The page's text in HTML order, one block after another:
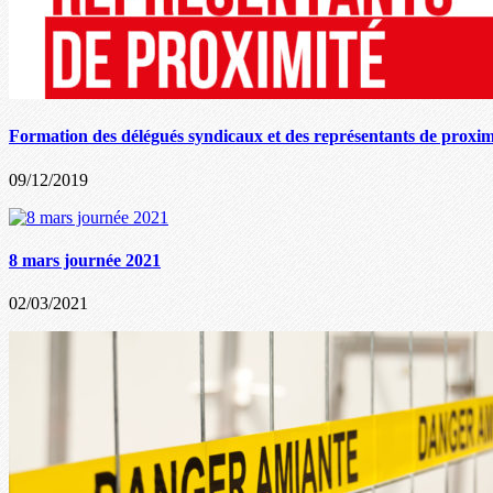
Formation des délégués syndicaux et des représentants de
09/12/2019
8 mars journée 2021
02/03/2021